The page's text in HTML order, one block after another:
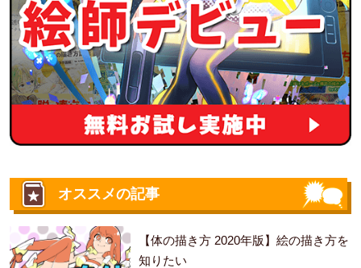
オススメの記事
【体の描き方 2020年版】絵の描き方を
知りたい